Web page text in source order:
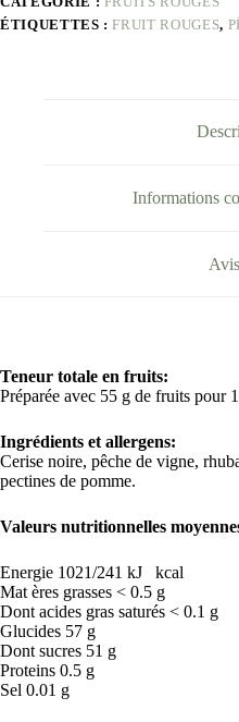
ÉTIQUETTES :FRUIT ROUGES,
Informations
Teneur totale en fruits:
Préparée avec 55 g de fruits pour
Ingrédients et allergens:
Cerise noire, pêche de vigne,
pectines de pomme.
Valeurs nutritionnelles
Energie 1021/241 kJ kcal
Mat ères grasses < 0.5 g
Dont acides gras saturés < 0.1 g
Glucides 57 g
Dont sucres 51 g
Proteins 0.5 g
Sel 0.01 g